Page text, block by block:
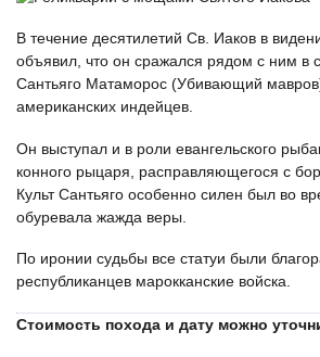
В течение десятилетий Св. Иаков в
объявил, что он сражался рядом с ним в
Сантьяго Матаморос (Убивающий
американских индейцев.
Он выступал и в роли евангельского
конного рыцаря, расправляющегося с
Культ Сантьяго особенно силен был во
обуревала жажда веры.
По иронии судьбы все статуи были
республиканцев марокканские войска.
Стоимость похода и дату можно